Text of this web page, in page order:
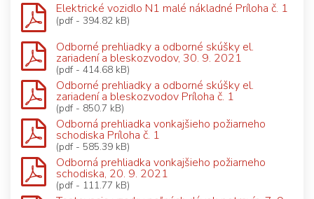
Elektrické vozidlo N1 malé nákladné Príloha č. 1
(pdf - 394.82 kB)
Odborné prehliadky a odborné skúšky el.
zariadení a bleskozvodov, 30. 9. 2021
(pdf - 414.68 kB)
Odborné prehliadky a odborné skúšky el.
zariadení a bleskozvodov Príloha č. 1
(pdf - 850.7 kB)
Odborná prehliadka vonkajšieho požiarneho
schodiska Príloha č. 1
(pdf - 585.39 kB)
Odborná prehliadka vonkajšieho požiarneho
schodiska, 20. 9. 2021
(pdf - 111.77 kB)